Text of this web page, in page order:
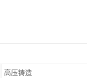
高压铸造